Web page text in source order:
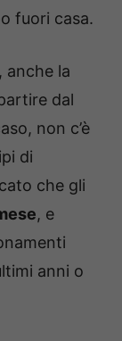
fuori casa.
anche la
dal
non c’è
di
che gli
, e
anni o